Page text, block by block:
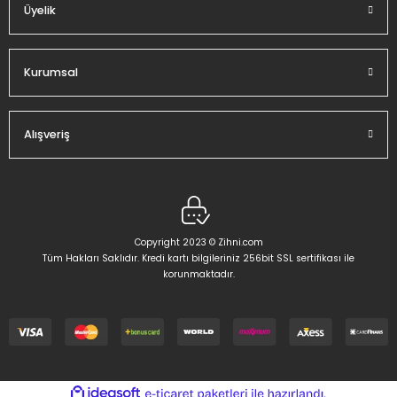
Üyelik
Kurumsal
Alışveriş
Copyright 2023 © Zihni.com
Tüm Hakları Saklıdır. Kredi kartı bilgileriniz 256bit SSL sertifikası ile
korunmaktadır.
ideasoft e-